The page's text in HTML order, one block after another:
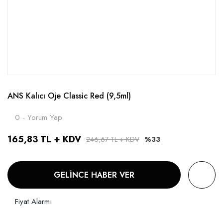
ANS Kalıcı Oje Classic Red (9,5ml)
0 - Yorum Yap
165,83 TL + KDV 246,67 TL + KDV %33
GELİNCE HABER VER
Fiyat Alarmı